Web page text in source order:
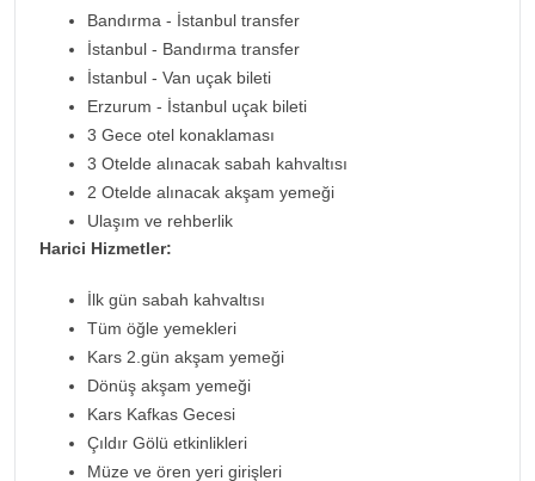
Bandırma - İstanbul transfer
İstanbul - Bandırma transfer
İstanbul - Van uçak bileti
Erzurum - İstanbul uçak bileti
3 Gece otel konaklaması
3 Otelde alınacak sabah kahvaltısı
2 Otelde alınacak akşam yemeği
Ulaşım ve rehberlik
Harici Hizmetler:
İlk gün sabah kahvaltısı
Tüm öğle yemekleri
Kars 2.gün akşam yemeği
Dönüş akşam yemeği
Kars Kafkas Gecesi
Çıldır Gölü etkinlikleri
Müze ve ören yeri girişleri